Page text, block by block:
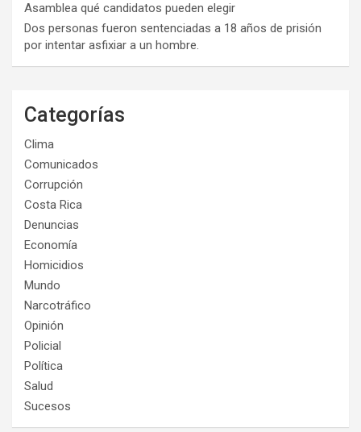
Asamblea qué candidatos pueden elegir
Dos personas fueron sentenciadas a 18 años de prisión
por intentar asfixiar a un hombre.
Categorías
Clima
Comunicados
Corrupción
Costa Rica
Denuncias
Economía
Homicidios
Mundo
Narcotráfico
Opinión
Policial
Política
Salud
Sucesos